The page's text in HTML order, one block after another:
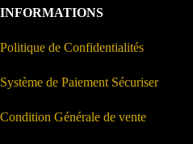
INFORMATIONS
Politique de Confidentialités
Système de Paiement Sécuriser
Condition Générale de vente